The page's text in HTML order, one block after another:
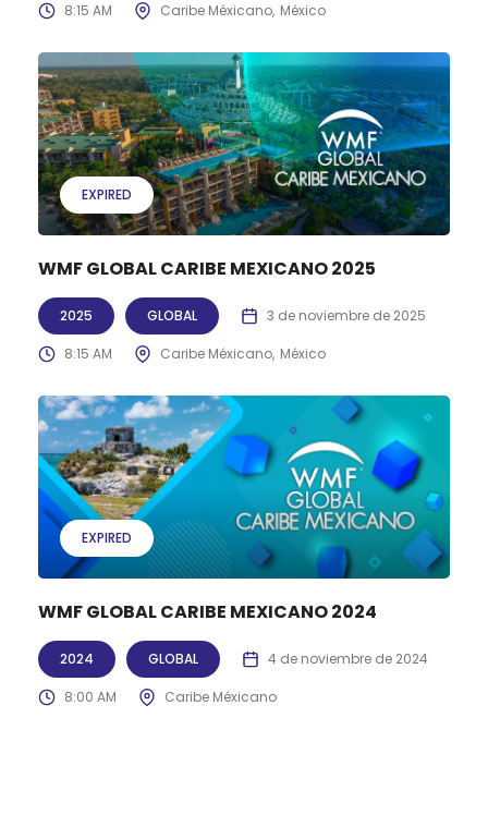
8:15 AM Caribe Méxicano México
EXPIRED
WMF GLOBAL CARIBE MEXICANO 2025
2025 GLOBAL 3 de noviembre de 2025
8:15 AM Caribe Méxicano México
EXPIRED
WMF GLOBAL CARIBE MEXICANO 2024
2024 GLOBAL 4 de noviembre de 2024
8:00 AM Caribe Méxicano